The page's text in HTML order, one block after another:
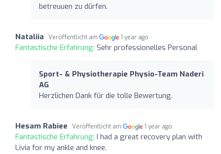
betreuuen zu dürfen.
Nataliia Veröffentlicht am 1 year ago
Fantastische Erfahrung: Sehr professionelles Personal
Sport- & Physiotherapie Physio-Team Naderi
AG
Herzlichen Dank für die tolle Bewertung.
Hesam Rabiee Veröffentlicht am 1 year ago
Fantastische Erfahrung: I had a great recovery plan with
Livia for my ankle and knee.